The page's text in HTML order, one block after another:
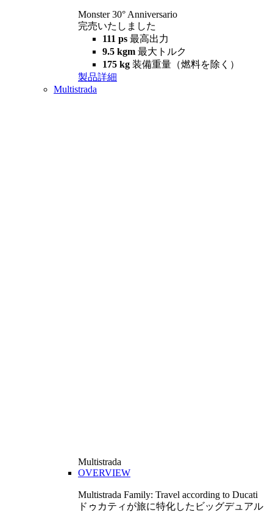
Monster 30° Anniversario
完売いたしました
111 ps 最高出力
9.5 kgm 最大トルク
175 kg 装備重量（燃料を除く）
製品詳細
Multistrada
Multistrada
OVERVIEW
Multistrada Family: Travel according to Ducati
ドゥカティが旅に特化したビッグデュアル